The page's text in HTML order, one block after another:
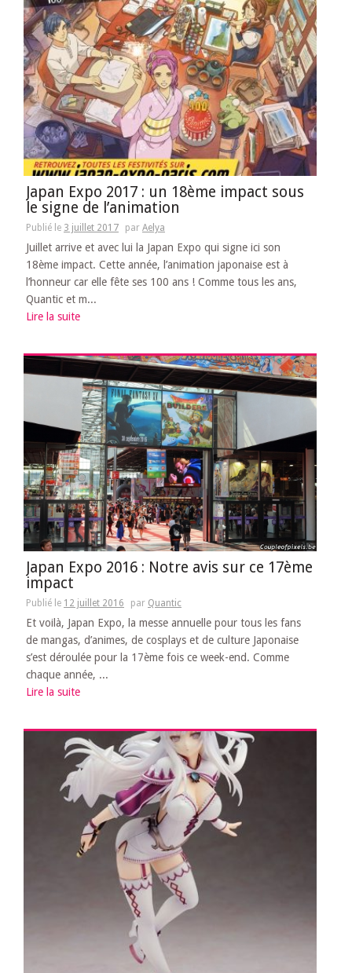
Japan Expo 2017 : un 18ème impact sous
le signe de l’animation
Publié le 3 juillet 2017 par Aelya
Juillet arrive et avec lui la Japan Expo qui signe ici son
18ème impact. Cette année, l’animation japonaise est à
l’honneur car elle fête ses 100 ans ! Comme tous les ans,
Quantic et m...
Lire la suite
Japan Expo 2016 : Notre avis sur ce 17ème
impact
Publié le 12 juillet 2016 par Quantic
Et voilà, Japan Expo, la messe annuelle pour tous les fans
de mangas, d’animes, de cosplays et de culture Japonaise
s’est déroulée pour la 17ème fois ce week-end. Comme
chaque année, ...
Lire la suite